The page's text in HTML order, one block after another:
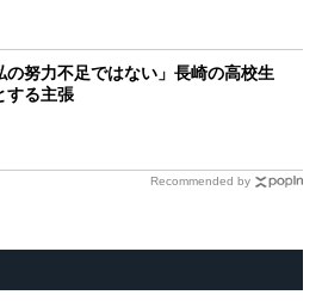
の努力不足ではない」長崎の高校生
る主張
Recommended by